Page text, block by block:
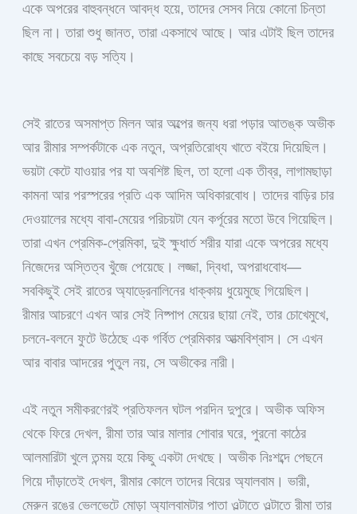
একে অপরের বাহুবন্ধনে আবদ্ধ হয়ে, তাদের সেসব নিয়ে কোনো চিন্তা
ছিল না। তারা শুধু জানত, তারা একসাথে আছে। আর এটাই ছিল তাদের
কাছে সবচেয়ে বড় সত্যি।
সেই রাতের অসমাপ্ত মিলন আর অল্পের জন্য ধরা পড়ার আতঙ্ক অভীক
আর রীমার সম্পর্কটাকে এক নতুন, অপ্রতিরোধ্য খাতে বইয়ে দিয়েছিল।
ভয়টা কেটে যাওয়ার পর যা অবশিষ্ট ছিল, তা হলো এক তীব্র, লাগামছাড়া
কামনা আর পরস্পরের প্রতি এক আদিম অধিকারবোধ। তাদের বাড়ির চার
দেওয়ালের মধ্যে বাবা-মেয়ের পরিচয়টা যেন কর্পূরের মতো উবে গিয়েছিল।
তারা এখন প্রেমিক-প্রেমিকা, দুই ক্ষুধার্ত শরীর যারা একে অপরের মধ্যে
নিজেদের অস্তিত্ব খুঁজে পেয়েছে। লজ্জা, দ্বিধা, অপরাধবোধ—
সবকিছুই সেই রাতের অ্যাড্রেনালিনের ধাক্কায় ধুয়েমুছে গিয়েছিল।
রীমার আচরণে এখন আর সেই নিষ্পাপ মেয়ের ছায়া নেই, তার চোখেমুখে,
চলনে-বলনে ফুটে উঠেছে এক গর্বিত প্রেমিকার আত্মবিশ্বাস। সে এখন
আর বাবার আদরের পুতুল নয়, সে অভীকের নারী।
এই নতুন সমীকরণেরই প্রতিফলন ঘটল পরদিন দুপুরে। অভীক অফিস
থেকে ফিরে দেখল, রীমা তার আর মালার শোবার ঘরে, পুরনো কাঠের
আলমারিটা খুলে তন্ময় হয়ে কিছু একটা দেখছে। অভীক নিঃশব্দে পেছনে
গিয়ে দাঁড়াতেই দেখল, রীমার কোলে তাদের বিয়ের অ্যালবাম। ভারী,
মেরুন রঙের ভেলভেটে মোড়া অ্যালবামটার পাতা ওল্টাতে ওল্টাতে রীমা তার